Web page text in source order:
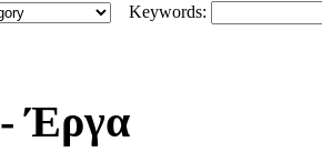
Keywords:
- Έργα